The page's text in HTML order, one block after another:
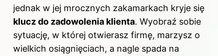
jednak w jej mrocznych zakamarkach kryje się
klucz do zadowolenia klienta. Wyobraź sobie
sytuację, w której otwierasz firmę, marzysz o
wielkich osiągnięciach, a nagle spada na